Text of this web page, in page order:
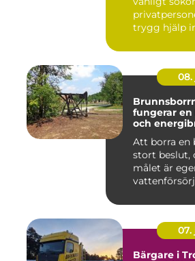
trygg hjälp
08.
fungerar
och
Att borra en
stort beslut,
målet är
07.
Bärgare i